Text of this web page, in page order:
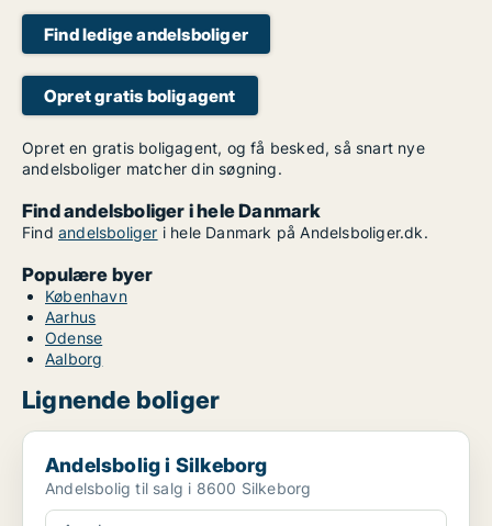
Find ledige andelsboliger
Opret gratis boligagent
Opret en gratis boligagent, og få besked, så snart nye
andelsboliger matcher din søgning.
Find andelsboliger i hele Danmark
Find andelsboliger i hele Danmark på Andelsboliger.dk.
Populære byer
København
Aarhus
Odense
Aalborg
Lignende boliger
Andelsbolig i Silkeborg
Andelsbolig i Silkeborg
Andelsbolig til salg i 8600 Silkeborg